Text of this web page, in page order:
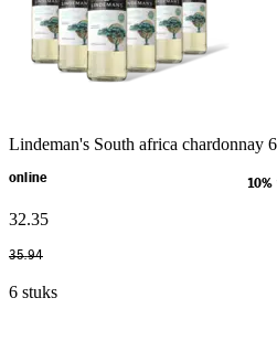
Lindeman's South africa chardonnay
online 10%
32.35
35.94
6 stuks